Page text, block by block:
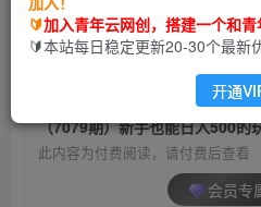
青年云网创
2年前发布
此内容为付费阅读，请付费后查看
会员专
🔰加入青年云网创，搭建一个和
🔰本站每日稳定更新20-30个最新
开通